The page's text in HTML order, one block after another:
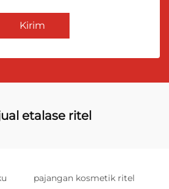
Kirim
etalase ritel
pajangan kosmetik ritel